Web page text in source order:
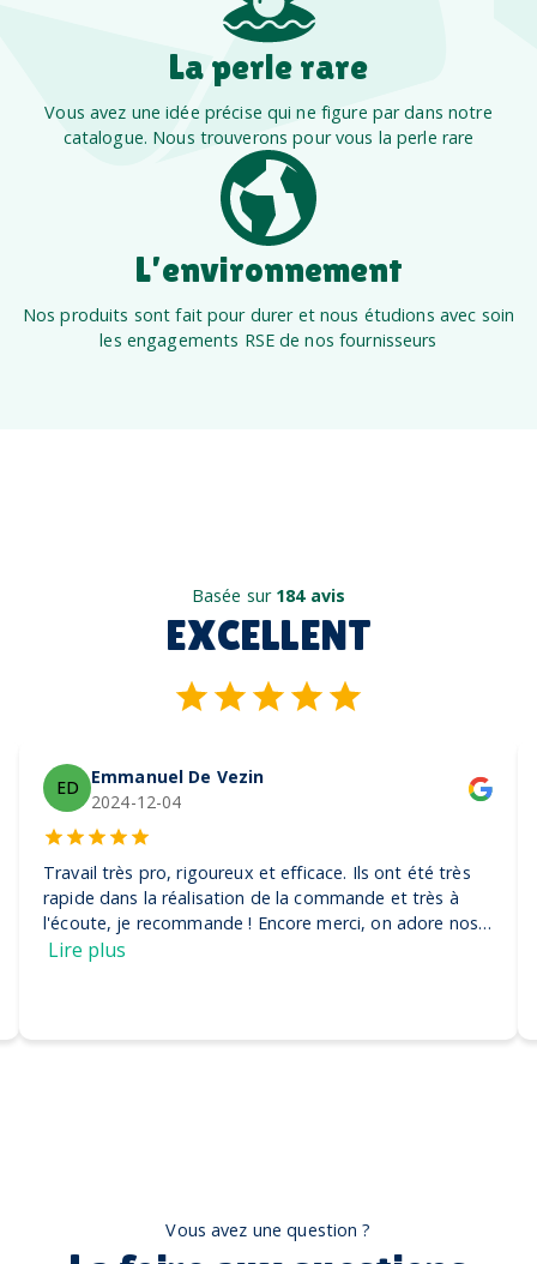
La perle rare
Vous avez une idée précise qui ne figure par dans notre
catalogue. Nous trouverons pour vous la perle rare
L’environnement
Nos produits sont fait pour durer et nous étudions avec soin
les engagements RSE de nos fournisseurs
Basée sur 184 avis
EXCELLENT
ED
Emmanuel De Vezin
2024-12-04
Travail très pro, rigoureux et efficace. Ils ont été très
rapide dans la réalisation de la commande et très à
l'écoute, je recommande ! Encore merci, on adore nos
casquettes
Lire plus
Vous avez une question ?